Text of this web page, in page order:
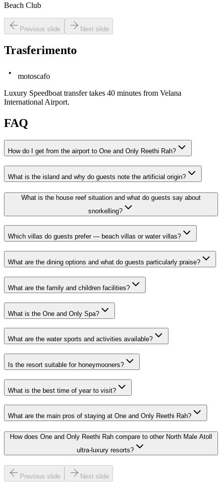
Beach Club
Previous slide Next slide
Trasferimento
motoscafo
Luxury Speedboat transfer takes 40 minutes from Velana
International Airport.
FAQ
How do I get from the airport to One and Only Reethi Rah?
What is the island and why do guests note the artificial origin?
What is the house reef situation and what do guests say about
snorkelling?
Which villas do guests prefer — beach villas or water villas?
What are the dining options and what do guests particularly praise?
What are the family and children facilities?
What is the One and Only Spa?
What are the water sports and activities available?
Is the resort suitable for honeymooners?
What is the best time of year to visit?
What are the main pros of staying at One and Only Reethi Rah?
How does One and Only Reethi Rah compare to other North Male Atoll
ultra-luxury resorts?
Previous slide Next slide